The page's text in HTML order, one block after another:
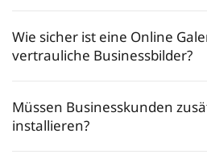
Wie sicher ist eine Online
vertrauliche Businessbilder?
Müssen Businesskunden
installieren?